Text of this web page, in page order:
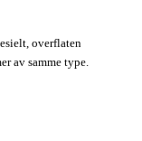
overflaten
av samme type.